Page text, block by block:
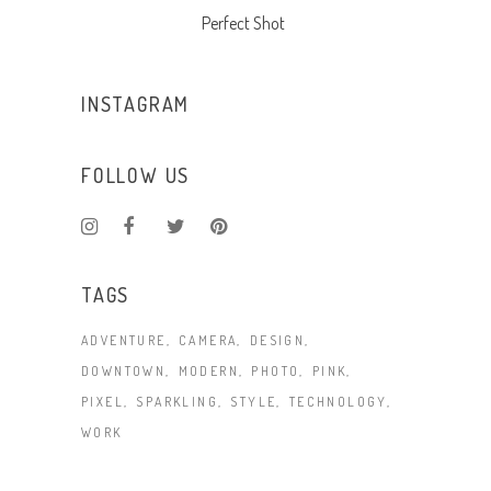
Perfect Shot
INSTAGRAM
FOLLOW US
TAGS
ADVENTURE CAMERA
DESIGN
DOWNTOWN
MODERN PHOTO
PINK
PIXEL
SPARKLING STYLE
TECHNOLOGY
WORK